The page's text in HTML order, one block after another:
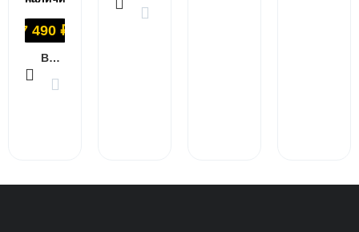
7 490 ₽
В КОРЗИНУ